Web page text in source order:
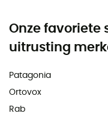
Onze favoriete
uitrusting
Patagonia
Ortovox
Rab